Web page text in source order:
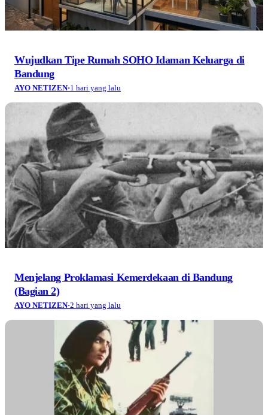
Wujudkan Tipe Rumah SOHO Idaman Keluarga di
Bandung
AYO NETIZEN·1 hari yang lalu
Menjelang Proklamasi Kemerdekaan di Bandung
(Bagian 2)
AYO NETIZEN·2 hari yang lalu